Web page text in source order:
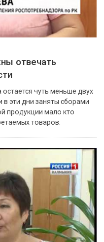
отвечать
чуть меньше двух
в эти дни заняты сборами
продукции мало кто
товаров.